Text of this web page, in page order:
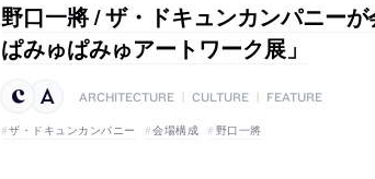
野口一將 / ザ・ドキュンカンパニー
ぱみゅぱみゅアートワーク展」
ARCHITECTURE | CULTURE | FEATURE
ザ・ドキュンカンパニー 会場構成 野口一將